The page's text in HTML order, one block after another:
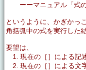
ーーマニュアル「式の
というように、かぎかっ
角括弧中の式を実行した
要望は、
1. 現在の［］による記
2. 現在の［］による文